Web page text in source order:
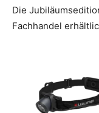
Die
Fachhandel